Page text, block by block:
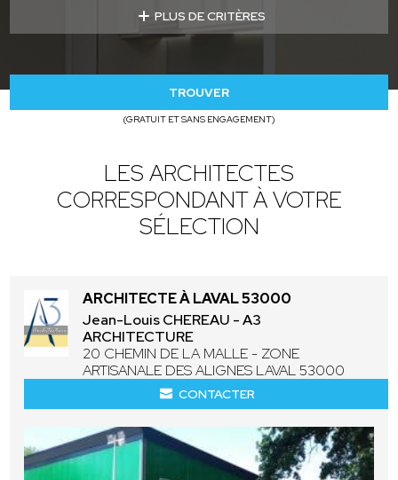
PLUS DE CRITÈRES
TROUVER
(GRATUIT ET SANS ENGAGEMENT)
LES ARCHITECTES
CORRESPONDANT À VOTRE
SÉLECTION
ARCHITECTE À LAVAL 53000
Jean-Louis CHEREAU - A3
ARCHITECTURE
20 CHEMIN DE LA MALLE - ZONE
ARTISANALE DES ALIGNES LAVAL 53000
CONTACTER